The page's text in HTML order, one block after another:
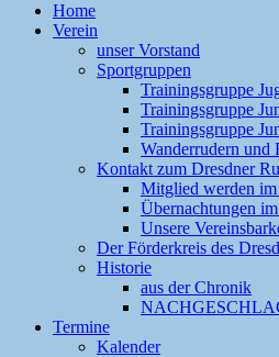
Home
Verein
unser Vorstand
Sportgruppen
Trainingsgruppe
Trainingsgruppe
Trainingsgruppe
Wanderrudern und
Kontakt zum Dresdner
Mitglied werden im
Übernachtungen
Unsere
Der Förderkreis des
Historie
aus der Chronik
Termine
Kalender